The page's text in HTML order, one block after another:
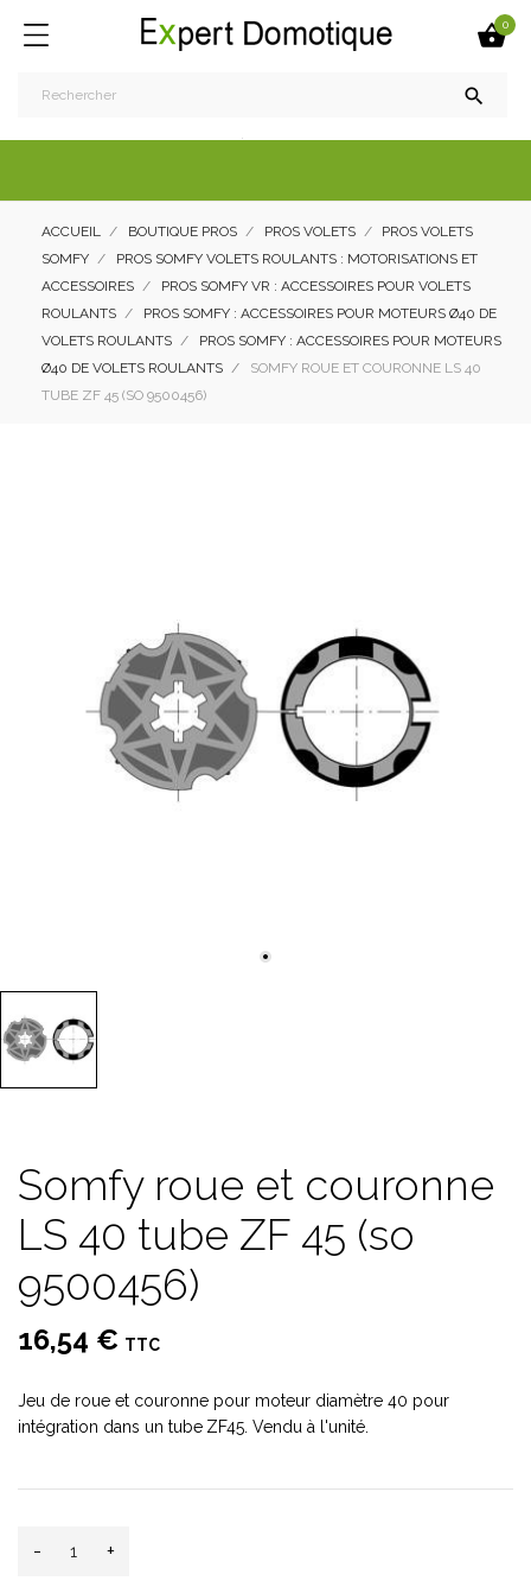
0

ACCUEIL BOUTIQUE PROS PROS VOLETS
PROS VOLETS
SOMFY
PROS SOMFY VOLETS ROULANTS : MOTORISATIONS ET
ACCESSOIRES
PROS SOMFY VR : ACCESSOIRES POUR VOLETS
ROULANTS
PROS SOMFY : ACCESSOIRES POUR MOTEURS Ø40 DE
VOLETS ROULANTS
PROS SOMFY : ACCESSOIRES POUR MOTEURS
Ø40 DE VOLETS ROULANTS
SOMFY ROUE ET COURONNE LS 40
TUBE ZF 45 (SO 9500456)
Somfy roue et couronne
LS 40 tube ZF 45 (so
9500456)
16,54 € TTC
Jeu de roue et couronne pour moteur diamètre 40 pour
intégration dans un tube ZF45. Vendu à l'unité.
- +